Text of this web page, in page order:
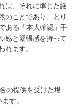
ば、それに準じた厳
のことであり、とり
ある「本人確認」手
感と緊張感を持って
れます。
の提供を受けた場
す。